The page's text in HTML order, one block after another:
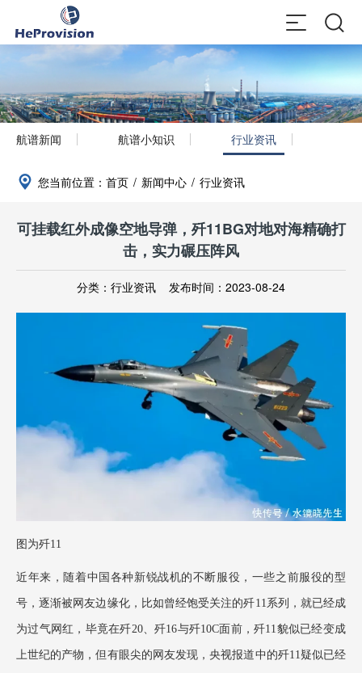
航谱新闻 航谱小知识 行业资讯
您当前位置： 首页 / 新闻中心 / 行业资讯
可挂载红外成像空地导弹，歼11BG对地对海精确打
击，实力碾压阵风
分类：行业资讯 发布时间：2023-08-24
图为歼11
近年来，随着中国各种新锐战机的不断服役，一些之前服役的型
号，逐渐被网友边缘化，比如曾经饱受关注的歼11系列，就已经成
为过气网红，毕竟在歼20、歼16与歼10C面前，歼11貌似已经变成
上世纪的产物，但有眼尖的网友发现，央视报道中的歼11疑似已经